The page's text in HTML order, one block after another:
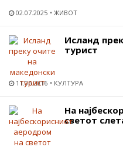
02.07.2025 ЖИВОТ
Исланд
турист
11.06.2016 КУЛТУРА
На
светот